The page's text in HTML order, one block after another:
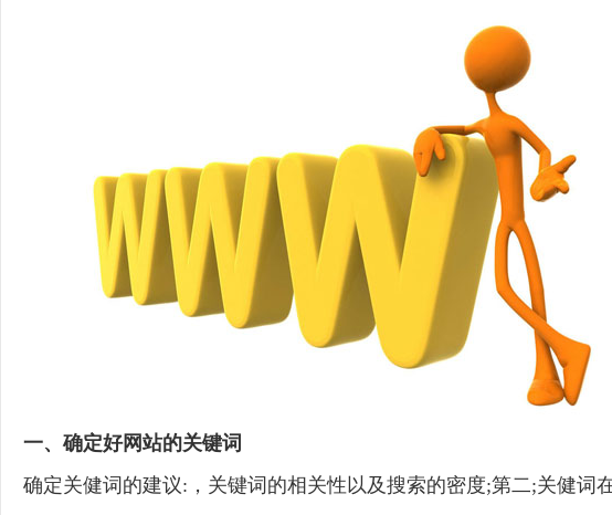
一、确定好网站的关键词
确定关健词的建议:，关键词的相关性以及搜索的密度;第二;关健词